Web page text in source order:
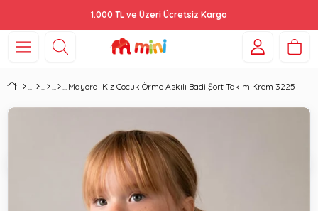
1.000 TL ve Üzeri Ücretsiz Kargo
Mayoral Kız Çocuk Örme Askılı Badi Şort Takım Krem 3225